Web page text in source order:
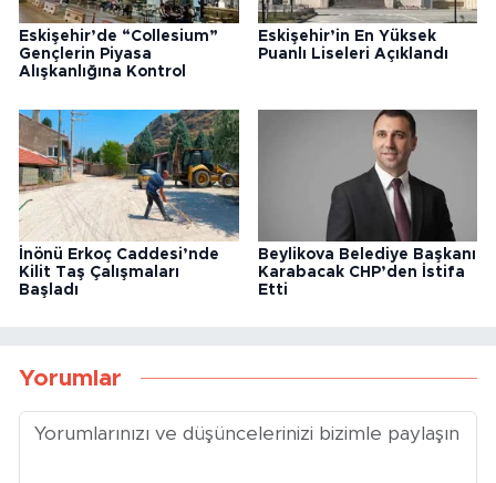
Eskişehir’de “Collesium”
Gençlerin Piyasa
Alışkanlığına Kontrol
Eskişehir’in En Yüksek
Puanlı Liseleri Açıklandı
İnönü Erkoç Caddesi’nde
Kilit Taş Çalışmaları
Başladı
Beylikova Belediye Başkanı
Karabacak CHP’den İstifa
Etti
Yorumlar